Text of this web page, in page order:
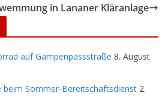
in Lananer Kläranlage
auf Gampenpassstraße 8. August
beim Sommer-Bereitschaftsdienst 2.